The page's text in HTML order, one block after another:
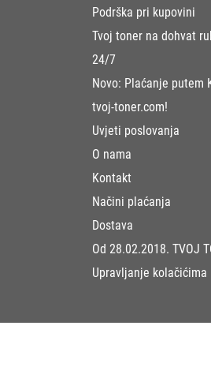
Podrška pri kupovini
Tvoj toner na dohvat
24/7
Novo: Plaćanje putem
tvoj-toner.com!
Uvjeti poslovanja
O nama
Kontakt
Načini plaćanja
Dostava
Od 28.02.2018. TVOJ
Upravljanje kolačićima